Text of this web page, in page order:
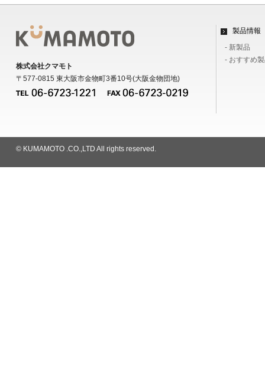
株式会社クマモト
〒577-0815 東大阪市金物町3番10号(大阪金物団地)
製品情報
- 新製品
- おすすめ
© KUMAMOTO .CO.,LTD All rights reserved.